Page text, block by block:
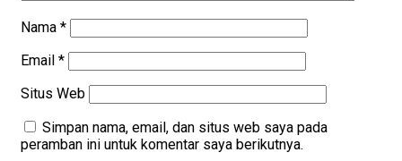
Nama *
Email *
Situs Web
Simpan nama, email, dan situs web saya pada
peramban ini untuk komentar saya berikutnya.